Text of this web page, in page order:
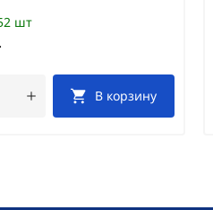
шт
В корзину